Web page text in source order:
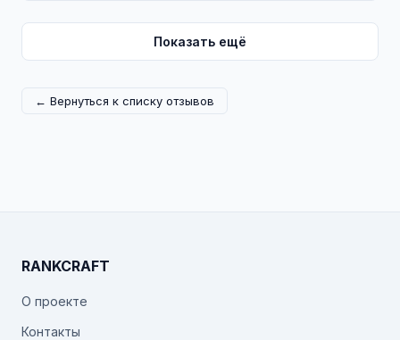
Показать ещё
← Вернуться к списку отзывов
RANKCRAFT
О проекте
Контакты